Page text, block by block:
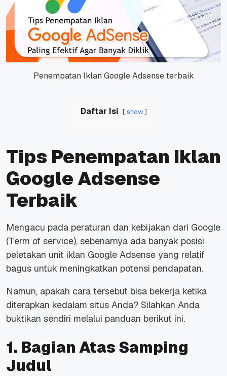
Penempatan Iklan Google Adsense terbaik
Daftar Isi show
Tips Penempatan Iklan
Google Adsense
Terbaik
Mengacu pada peraturan dan kebijakan dari Google
(Term of service), sebenarnya ada banyak posisi
peletakan unit iklan Google Adsense yang relatif
bagus untuk meningkatkan potensi pendapatan.
Namun, apakah cara tersebut bisa bekerja ketika
diterapkan kedalam situs Anda? Silahkan Anda
buktikan sendiri melalui panduan berikut ini.
1. Bagian Atas Samping
Judul